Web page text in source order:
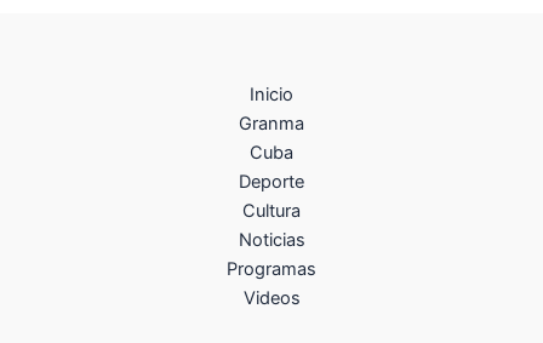
Inicio
Granma
Cuba
Deporte
Cultura
Noticias
Programas
Videos